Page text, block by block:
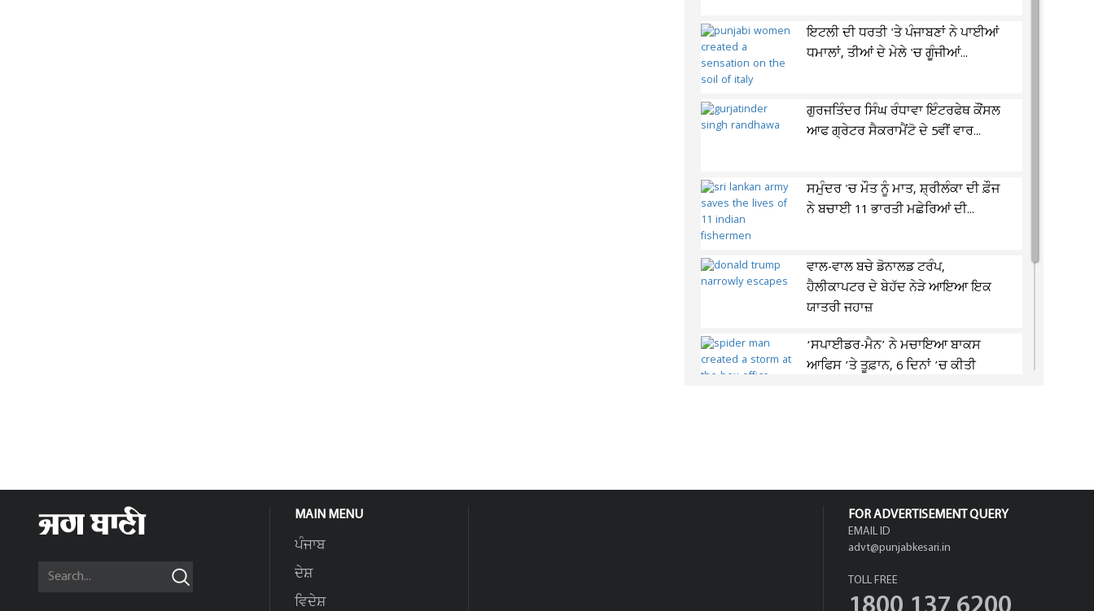
ਇਟਲੀ ਦੀ ਧਰਤੀ 'ਤੇ ਪੰਜਾਬਣਾਂ ਨੇ ਪਾਈਆਂ
ਧਮਾਲਾਂ, ਤੀਆਂ ਦੇ ਮੇਲੇ 'ਚ ਗੂੰਜੀਆਂ...
ਗੁਰਜਤਿੰਦਰ ਸਿੰਘ ਰੰਧਾਵਾ ਇੰਟਰਫੇਥ ਕੌਂਸਲ
ਆਫ ਗ੍ਰੇਟਰ ਸੈਕਰਾਮੈਂਟੋ ਦੇ 5ਵੀਂ ਵਾਰ...
ਸਮੁੰਦਰ 'ਚ ਮੌਤ ਨੂੰ ਮਾਤ, ਸ਼੍ਰੀਲੰਕਾ ਦੀ ਫ਼ੌਜ
ਨੇ ਬਚਾਈ 11 ਭਾਰਤੀ ਮਛੇਰਿਆਂ ਦੀ...
ਵਾਲ-ਵਾਲ ਬਚੇ ਡੋਨਾਲਡ ਟਰੰਪ,
ਹੈਲੀਕਾਪਟਰ ਦੇ ਬੇਹੱਦ ਨੇੜੇ ਆਇਆ ਇਕ
ਯਾਤਰੀ ਜਹਾਜ਼
‘ਸਪਾਈਡਰ-ਮੈਨ’ ਨੇ ਮਚਾਇਆ ਬਾਕਸ
ਆਫਿਸ ’ਤੇ ਤੂਫ਼ਾਨ, 6 ਦਿਨਾਂ ’ਚ ਕੀਤੀ
MAIN MENU
ਪੰਜਾਬ
ਦੇਸ਼
ਵਿਦੇਸ਼
FOR ADVERTISEMENT QUERY
EMAIL ID
advt@punjabkesari.in
TOLL FREE